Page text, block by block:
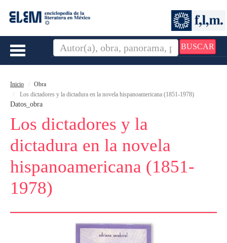
BUSCAR
Toggle
Inicio
Obra
Los dictadores y la dictadura en la novela hispanoamericana (1851-1978)
Datos_obra
Los dictadores y la
dictadura en la novela
hispanoamericana (1851-
1978)